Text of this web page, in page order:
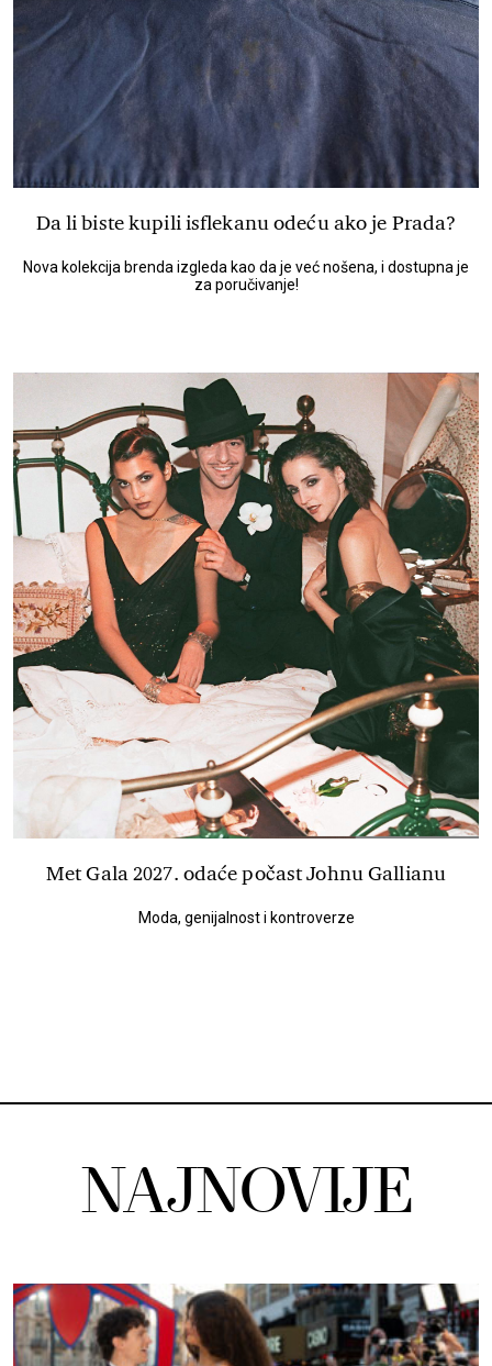
Da li biste kupili isflekanu odeću ako je Prada?
Nova kolekcija brenda izgleda kao da je već nošena, i dostupna je
za poručivanje!
Met Gala 2027. odaće počast Johnu Gallianu
Moda, genijalnost i kontroverze
NAJNOVIJE